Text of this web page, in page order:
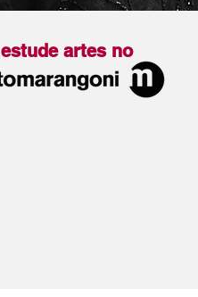
estude artes no